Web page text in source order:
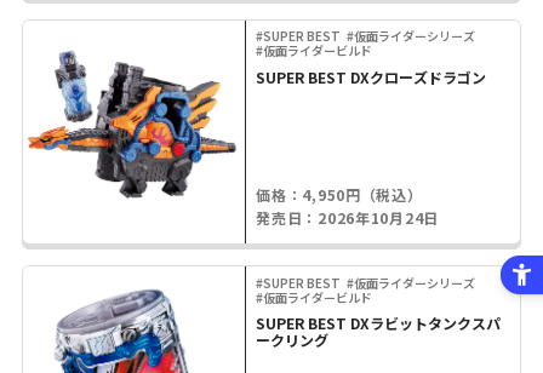
#SUPER BEST #仮面ライダーシリーズ
#仮面ライダービルド
SUPER BEST DXクローズドラゴン
価格：4,950円（税込）
発売日：2026年10月24日
#SUPER BEST #仮面ライダーシリーズ
#仮面ライダービルド
SUPER BEST DXラビットタンクスパ
ークリング